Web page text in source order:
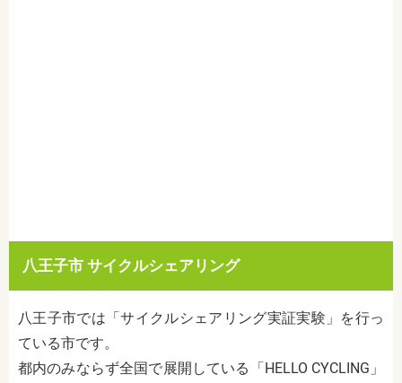
八王子市 サイクルシェアリング
八王子市では「サイクルシェアリング実証実験」を行っ
ている市です。
都内のみならず全国で展開している「HELLO CYCLING」